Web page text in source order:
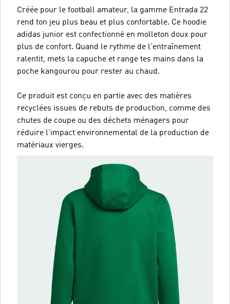
Créée pour le football amateur, la gamme Entrada 22
rend ton jeu plus beau et plus confortable. Ce hoodie
adidas junior est confectionné en molleton doux pour
plus de confort. Quand le rythme de l'entraînement
ralentit, mets la capuche et range tes mains dans la
poche kangourou pour rester au chaud.
Ce produit est conçu en partie avec des matières
recyclées issues de rebuts de production, comme des
chutes de coupe ou des déchets ménagers pour
réduire l'impact environnemental de la production de
matériaux vierges.